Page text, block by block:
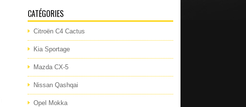
CATÉGORIES
Citroën C4 Cactus
Kia Sportage
Mazda CX-5
Nissan Qashqai
Opel Mokka